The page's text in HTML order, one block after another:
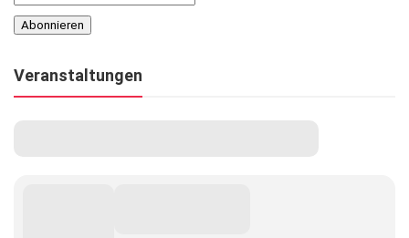
Veranstaltungen